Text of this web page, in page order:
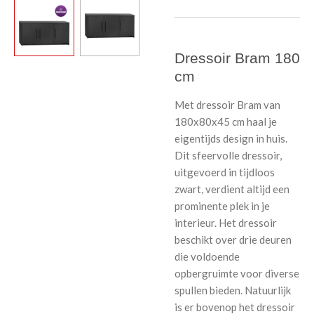
Dressoir Bram 180
cm
Met dressoir Bram van
180x80x45 cm haal je
eigentijds design in huis.
Dit sfeervolle dressoir,
uitgevoerd in tijdloos
zwart, verdient altijd een
prominente plek in je
interieur. Het dressoir
beschikt over drie deuren
die voldoende
opbergruimte voor diverse
spullen bieden. Natuurlijk
is er bovenop het dressoir